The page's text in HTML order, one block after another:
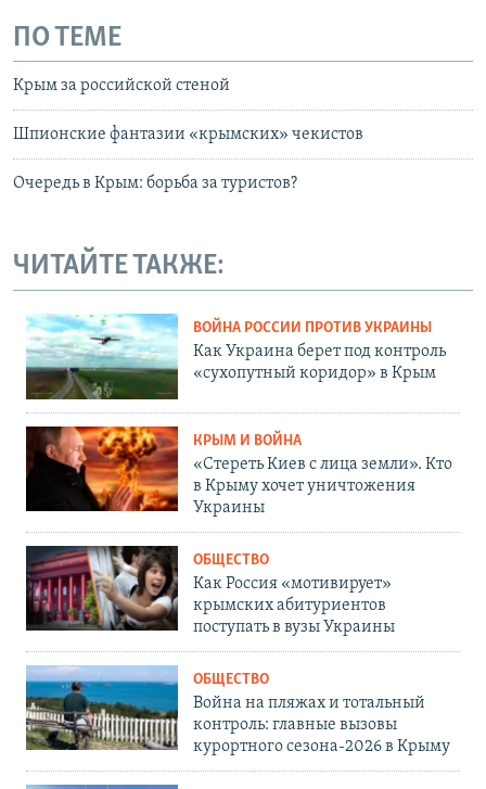
ПО ТЕМЕ
Крым за российской стеной
Шпионские фантазии «крымских» чекистов
Очередь в Крым: борьба за туристов?
ЧИТАЙТЕ ТАКЖЕ:
ВОЙНА РОССИИ ПРОТИВ УКРАИНЫ
Как Украина берет под контроль
«сухопутный коридор» в Крым
КРЫМ И ВОЙНА
«Стереть Киев с лица земли». Кто
в Крыму хочет уничтожения
Украины
ОБЩЕСТВО
Как Россия «мотивирует»
крымских абитуриентов
поступать в вузы Украины
ОБЩЕСТВО
Война на пляжах и тотальный
контроль: главные вызовы
курортного сезона-2026 в Крыму